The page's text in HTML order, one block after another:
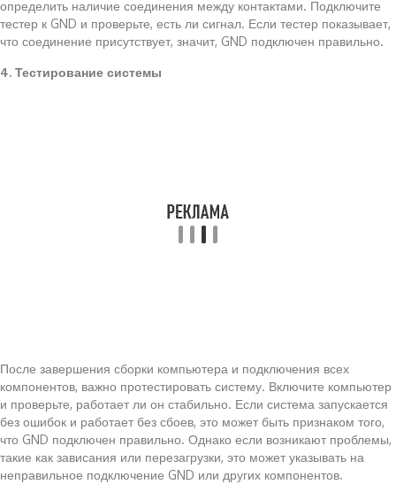
определить наличие соединения между контактами. Подключите
тестер к GND и проверьте, есть ли сигнал. Если тестер показывает,
что соединение присутствует, значит, GND подключен правильно.
4. Тестирование системы
После завершения сборки компьютера и подключения всех
компонентов, важно протестировать систему. Включите компьютер
и проверьте, работает ли он стабильно. Если система запускается
без ошибок и работает без сбоев, это может быть признаком того,
что GND подключен правильно. Однако если возникают проблемы,
такие как зависания или перезагрузки, это может указывать на
неправильное подключение GND или других компонентов.